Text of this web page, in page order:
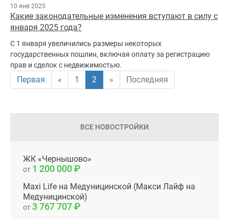
10 янв 2025
Какие законодательные изменения вступают в силу с
января 2025 года?
С 1 января увеличились размеры некоторых
государственных пошлин, включая оплату за регистрацию
прав и сделок с недвижимостью.
Первая « 1 2 » Последняя
ВСЕ НОВОСТРОЙКИ
ЖК «Чернышово»
от 1 200 000
Maxi Life на Медуницинской (Макси Лайф на
Медуницинской)
от3 767 707